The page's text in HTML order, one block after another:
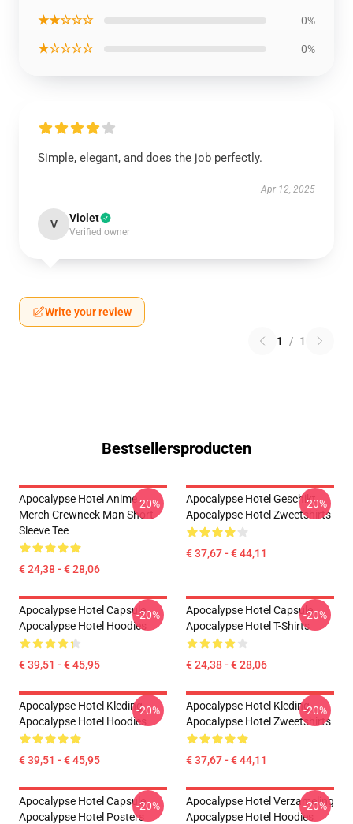
★★☆☆☆ 0%
★☆☆☆☆ 0%
Simple, elegant, and does the job perfectly.
Apr 12, 2025
V Violet
Verified owner
Write your review
1 / 1
Bestsellersproducten
Apocalypse Hotel Anime
Merch Crewneck Man Short
Sleeve Tee
€ 24,38 - € 28,06
-20%
Apocalypse Hotel Geschikt
Apocalypse Hotel Zweetshirts
€ 37,67 - € 44,11
-20%
Apocalypse Hotel Capsule
Apocalypse Hotel Hoodies
€ 39,51 - € 45,95
-20%
Apocalypse Hotel Capsule
Apocalypse Hotel T-Shirts
€ 24,38 - € 28,06
-20%
Apocalypse Hotel Kleding
Apocalypse Hotel Hoodies
€ 39,51 - € 45,95
-20%
Apocalypse Hotel Kleding
Apocalypse Hotel Zweetshirts
€ 37,67 - € 44,11
-20%
Apocalypse Hotel Capsule
Apocalypse Hotel Posters
-20%
Apocalypse Hotel Verzameling
Apocalypse Hotel Hoodies
-20%